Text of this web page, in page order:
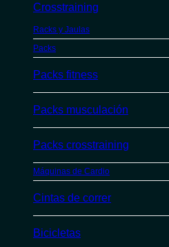
Crosstraining
Racks y Jaulas
Packs
Packs fitness
Packs musculación
Packs crosstraining
Máquinas de Cardio
Cintas de correr
Bicicletas